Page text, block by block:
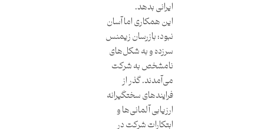
ایرانی بدهد.
این همکاری اما آسان
نبود؛ بازرسان زیمنس
سرزده و به شکل‌های
نامشخص به شرکت
می‌آمدند. گذر از
فرایندهای سختگیرانه
ارزیابی آلمانی‌ها و
ابتکارات شرکت در